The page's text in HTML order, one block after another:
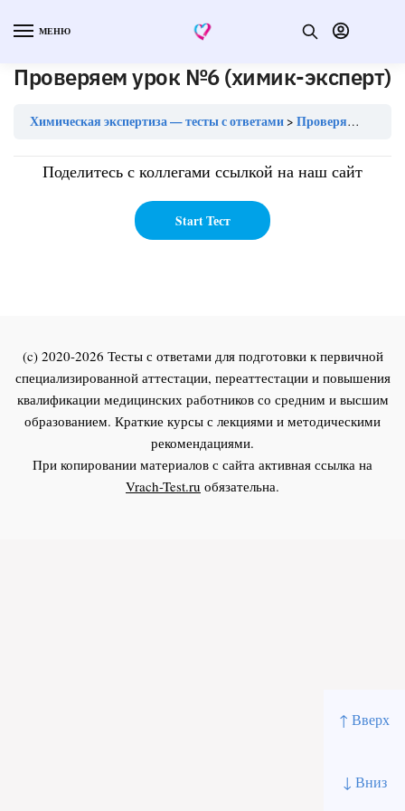
↑ Вверх
↓ Вниз
МЕНЮ
Проверяем урок №6 (химик-эксперт)
Химическая экспертиза — тесты с ответами Проверяем урок №6 (химик-эксперт)
Поделитесь с коллегами ссылкой на наш сайт
(c) 2020-2026 Тесты с ответами для подготовки к первичной
специализированной аттестации, переаттестации и повышения
квалификации медицинских работников со средним и высшим
образованием. Краткие курсы с лекциями и методическими
рекомендациями.
При копировании материалов с сайта активная ссылка на
Vrach-Test.ru обязательна.